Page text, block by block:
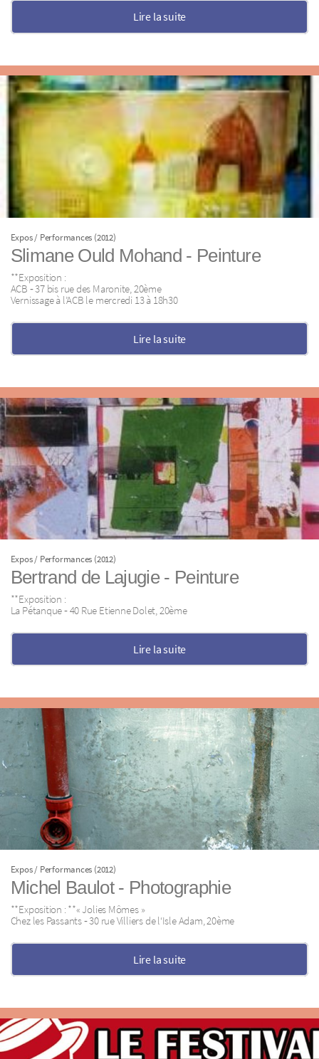
Lire la suite
Expos / Performances (2012)
Slimane Ould Mohand ‐ Peinture
**Exposition :
ACB ‐ 37 bis rue des Maronite, 20ème
Vernissage à l’ACB le mercredi 13 à 18h30
Lire la suite
Expos / Performances (2012)
Bertrand de Lajugie ‐ Peinture
**Exposition :
La Pétanque ‐ 40 Rue Etienne Dolet, 20ème
Lire la suite
Expos / Performances (2012)
Michel Baulot ‐ Photographie
**Exposition : **« Jolies Mômes »
Chez les Passants ‐ 30 rue Villiers de l‘Isle Adam, 20ème
Lire la suite